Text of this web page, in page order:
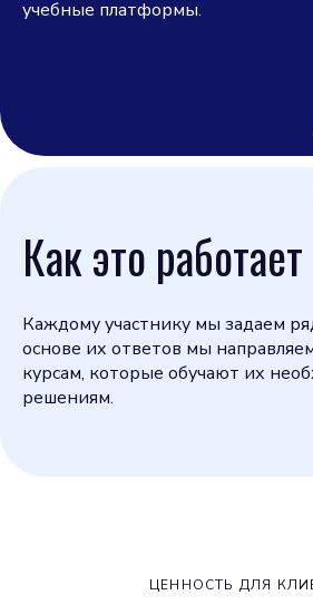
учебные платформы.
Как это работает
Каждому участнику мы задаем
основе их ответов мы
курсам, которые обучают их
решениям.
ЦЕННОСТЬ ДЛЯ